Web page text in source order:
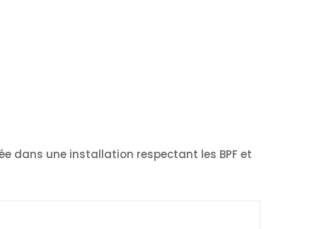
dans une installation respectant les BPF et